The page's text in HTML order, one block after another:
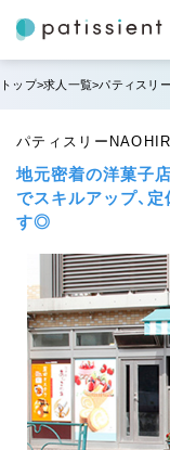
トップ 求人一覧 パティスリ
パティスリー
地元密着の洋菓子
でスキルアップ、
す◎